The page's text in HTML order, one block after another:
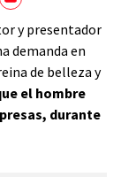
y presentador
demanda en
de belleza y
el hombre
durante